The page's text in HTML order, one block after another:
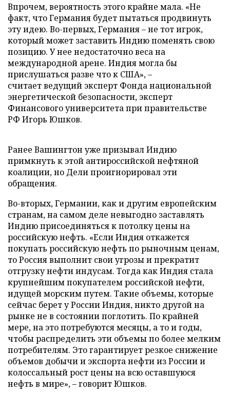
Впрочем, вероятность этого крайне мала. «Не
факт, что Германия будет пытаться продвинуть
эту идею. Во-первых, Германия – не тот игрок,
который может заставить Индию поменять свою
позицию. У нее недостаточно веса на
международной арене. Индия могла бы
прислушаться разве что к США», –
считает ведущий эксперт Фонда национальной
энергетической безопасности, эксперт
Финансового университета при правительстве
РФ Игорь Юшков.
Ранее Вашингтон уже призывал Индию
примкнуть к этой антироссийской нефтяной
коалиции, но Дели проигнорировал эти
обращения.
Во-вторых, Германии, как и другим европейским
странам, на самом деле невыгодно заставлять
Индию присоединяться к потолку цены на
российскую нефть. «Если Индия откажется
покупать российскую нефть по рыночным ценам,
то Россия выполнит свои угрозы и прекратит
отгрузку нефти индусам. Тогда как Индия стала
крупнейшим покупателем российской нефти,
идущей морским путем. Такие объемы, которые
сейчас берет у России Индия, никто другой на
рынке не в состоянии поглотить. По крайней
мере, на это потребуются месяцы, а то и годы,
чтобы распределить эти объемы по более мелким
потребителям. Это гарантирует резкое снижение
объемов добычи и экспорта нефти из России и
колоссальный рост цены на всю оставшуюся
нефть в мире», – говорит Юшков.